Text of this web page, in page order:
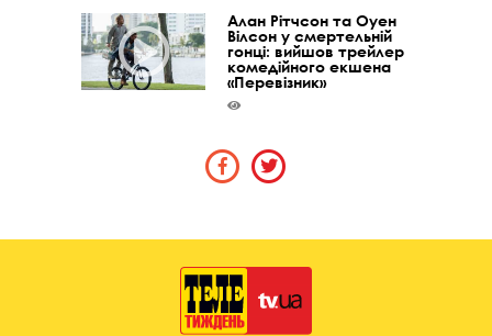
Алан Рітчсон та Оуен
Вілсон у смертельній
гонці: вийшов трейлер
комедійного екшена
«Перевізник»